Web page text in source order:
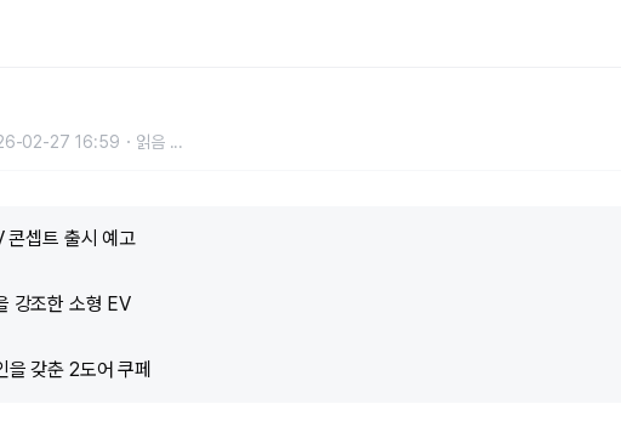
02-27 16:59 읽음 ...
콘셉트 출시 예고
강조한 소형 EV
을 갖춘 2도어 쿠페